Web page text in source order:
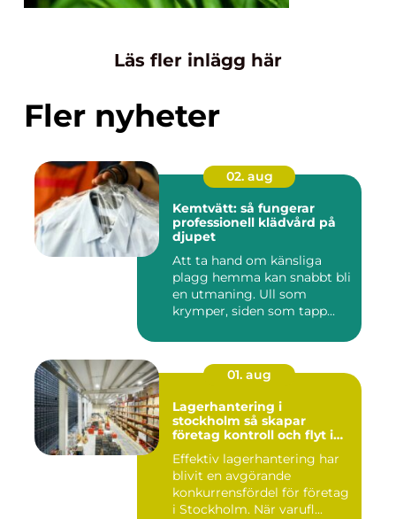
Läs fler inlägg här
Fler nyheter
02. aug
Kemtvätt: så fungerar
professionell klädvård på
djupet
Att ta hand om känsliga
plagg hemma kan snabbt bli
en utmaning. Ull som
krymper, siden som tapp...
01. aug
Lagerhantering i
stockholm så skapar
företag kontroll och flyt i
Effektiv lagerhantering har
blivit en avgörande
konkurrensfördel för företag
i Stockholm. När varufl...